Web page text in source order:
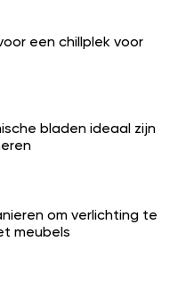
een chillplek voor
bladen ideaal zijn
om verlichting te
meubels